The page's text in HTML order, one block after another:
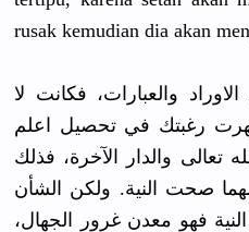
rusak kemudian dia akan
والعبارات، فكانت لا
رغبتك في تحصيل اعلم
تعالى والدار الآخرة، فذلك
صحت النية. ولكن الشأن
فهو معدن غرور الجهال،